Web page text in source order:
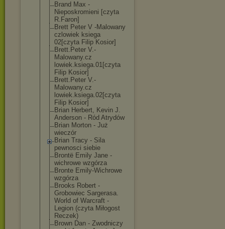
Brand Max -
Nieposkromieni [czyta
R.Faron]
Brett Peter V -Malowany
czlowiek ksiega
02[czyta Filip Kosior]
Brett.Peter V.-
Malowany.cz
lowiek.ksiega.01[czyta
Filip Kosior]
Brett.Peter V.-
Malowany.cz
lowiek.ksiega.02[czyta
Filip Kosior]
Brian Herbert, Kevin J.
Anderson - Ród Atrydów
Brian Morton - Już
wieczór
Brian Tracy - Sila
pewnosci siebie
Brontë Emily Jane -
wichrowe wzgórza
Bronte Emily-Wichrowe
wzgórza
Brooks Robert -
Grobowiec Sargerasa.
World of Warcraft -
Legion (czyta Miłogost
Reczek)
Brown Dan - Zwodniczy